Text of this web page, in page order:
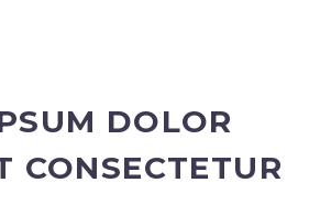
DOLOR
CONSECTETUR